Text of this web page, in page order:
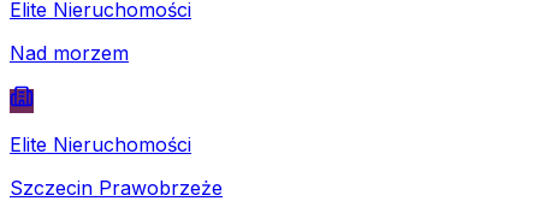
Elite Nieruchomości
Nad morzem
Elite Nieruchomości
Szczecin Prawobrzeże